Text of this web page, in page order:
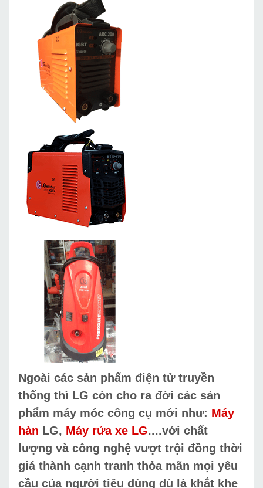
Ngoài các sản phẩm điện tử truyền
thống thì LG còn cho ra đời các sản
phẩm máy móc công cụ mới như: Máy
hàn LG, Máy rửa xe LG....với chất
lượng và công nghệ vượt trội đồng thời
giá thành cạnh tranh thỏa mãn mọi yêu
cầu của người tiêu dùng dù là khắt khe